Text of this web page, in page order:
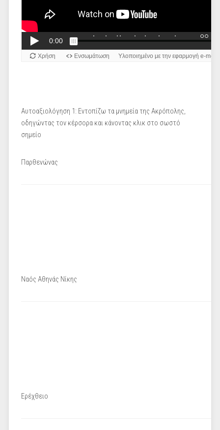
Αυτοαξιολόγηση 1: Εντοπίζω τα μνημεία της Ακρόπολης,
οδηγώντας τον κέρσορα και κάνοντας κλικ στο σωστό
σημείο
Παρθενώνας
Ναός Αθηνάς Νίκης
Ερέχθειο